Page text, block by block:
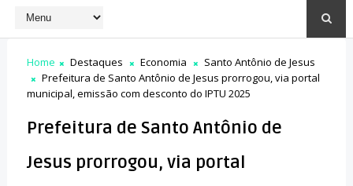
Home Destaques Economia
Santo Antônio de Jesus
Prefeitura de Santo Antônio de Jesus prorrogou, via portal
municipal, emissão com desconto do IPTU 2025
Prefeitura de Santo Antônio de
Jesus prorrogou, via portal